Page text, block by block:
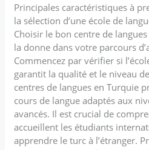
Principales caractéristiques à
la sélection d’une école de
Choisir le bon centre de
la donne dans votre parcours
Commencez par vérifier si
garantit la qualité et le niveau
centres de langues en Turquie
cours de langue adaptés aux
avancés. Il est crucial de
accueillent les étudiants
apprendre le turc à l’étranger.